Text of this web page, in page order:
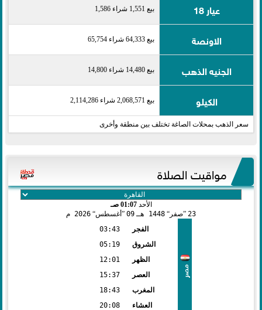
عيار 18 بيع 1,551 شراء 1,586
الاونصة بيع 64,333 شراء 65,754
الجنيه الذهب بيع 14,480 شراء 14,800
الكيلو بيع 2,068,571 شراء 2,114,286
سعر الذهب بمحلات الصاغة تختلف بين منطقة وأخرى
مواقيت الصلاة
الأحد01:07 صـ
23
صفر 1448 هـ 09 أغسطس 2026 م
مصر
الفجر
03:43
الشروق
05:19
الظهر
12:01
العصر
15:37
المغرب
18:43
العشاء
20:08